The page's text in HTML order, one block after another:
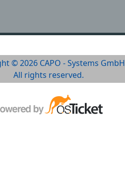
© 2026 CAPO - Systems GmbH
All rights reserved.